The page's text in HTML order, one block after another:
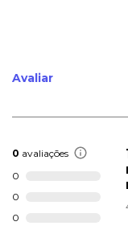
Avaliar
0 avaliações
0
0
0